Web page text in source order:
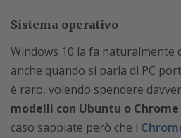
Sistema operativo
Windows 10 la fa naturalmente
anche quando si parla di PC
è raro, volendo spendere
modelli con Ubuntu o Chrome
caso sappiate però che i